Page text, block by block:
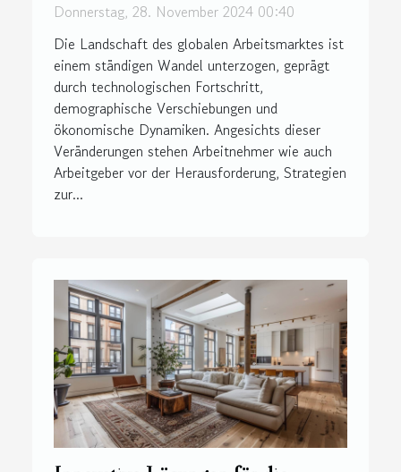
Donnerstag, 28. November 2024 00:40
Die Landschaft des globalen Arbeitsmarktes ist
einem ständigen Wandel unterzogen, geprägt
durch technologischen Fortschritt,
demographische Verschiebungen und
ökonomische Dynamiken. Angesichts dieser
Veränderungen stehen Arbeitnehmer wie auch
Arbeitgeber vor der Herausforderung, Strategien
zur...